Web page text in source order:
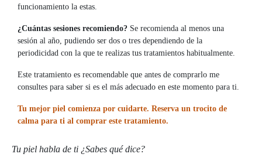
funcionamiento la estas.
¿Cuántas sesiones recomiendo? Se recomienda al menos una
sesión al año, pudiendo ser dos o tres dependiendo de la
periodicidad con la que te realizas tus tratamientos habitualmente.
Este tratamiento es recomendable que antes de comprarlo me
consultes para saber si es el más adecuado en este momento para ti.
Tu mejor piel comienza por cuidarte. Reserva un trocito de
calma para ti al comprar este tratamiento.
Tu piel habla de ti ¿Sabes qué dice?